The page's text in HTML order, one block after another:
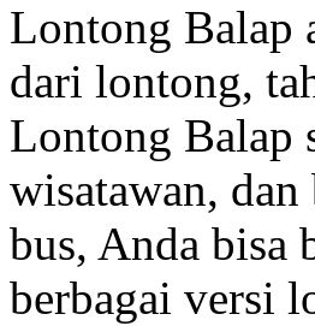
Lontong Balap
dari lontong,
Lontong Balap
wisatawan,
bus, Anda bisa
berbagai versi